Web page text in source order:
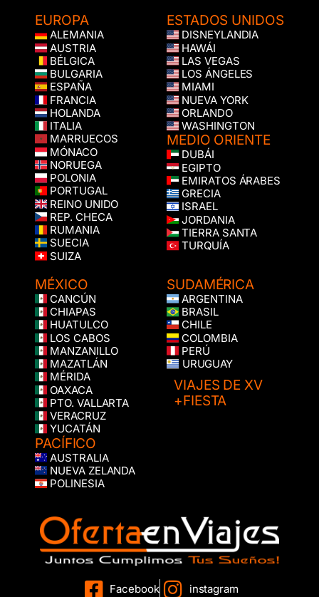
EUROPA
ALEMANIA
AUSTRIA
BÉLGICA
BULGARIA
ESPAÑA
FRANCIA
HOLANDA
ITALIA
MARRUECOS
MÓNACO
NORUEGA
POLONIA
PORTUGAL
REINO UNIDO
REP. CHECA
RUMANIA
SUECIA
SUIZA
ESTADOS UNIDOS
DISNEYLANDIA
HAWÁI
LAS VEGAS
LOS ÁNGELES
MIAMI
NUEVA YORK
ORLANDO
WASHINGTON
MEDIO ORIENTE
DUBÁI
EGIPTO
EMIRATOS ÁRABES
GRECIA
ISRAEL
JORDANIA
TIERRA SANTA
TURQUÍA
MÉXICO
CANCÚN
CHIAPAS
HUATULCO
LOS CABOS
MANZANILLO
MAZATLÁN
MÉRIDA
OAXACA
PTO. VALLARTA
VERACRUZ
YUCATÁN
PACÍFICO
AUSTRALIA
NUEVA ZELANDA
POLINESIA
SUDAMÉRICA
ARGENTINA
BRASIL
CHILE
COLOMBIA
PERÚ
URUGUAY
VIAJES DE XV
+FIESTA
Facebook instagram